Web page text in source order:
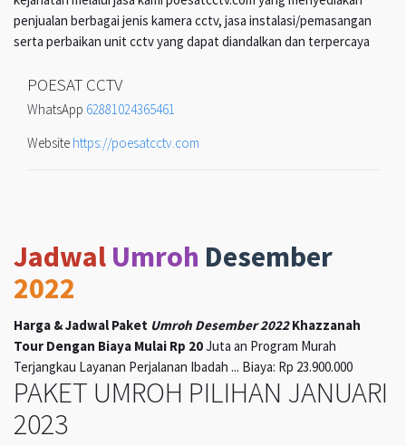
penjualan berbagai jenis kamera cctv, jasa instalasi/pemasangan
serta perbaikan unit cctv yang dapat diandalkan dan terpercaya
POESAT CCTV
WhatsApp 62881024365461
Website https://poesatcctv.com
Jadwal Umroh Desember
2022
Harga & Jadwal Paket Umroh Desember 2022Khazzanah
Tour Dengan Biaya Mulai Rp 20Juta an Program Murah
Terjangkau Layanan Perjalanan Ibadah ... Biaya: Rp 23.900.000
PAKET UMROH PILIHAN JANUARI
2023